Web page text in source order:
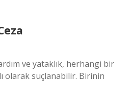
ve yataklık, herhangi bir
olarak suçlanabilir. Birinin